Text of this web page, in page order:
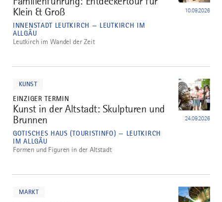
Klein & Groß
INNENSTADT LEUTKIRCH — LEUTKIRCH IM
ALLGÄU
10.09.2026
Leutkirch im Wandel der Zeit
KUNST
EINZIGER TERMIN
4
Kunst in der Altstadt: Skulpturen und
Brunnen
GOTISCHES HAUS (TOURISTINFO) — LEUTKIRCH
IM ALLGÄU
24.09.2026
Formen und Figuren in der Altstadt
MARKT